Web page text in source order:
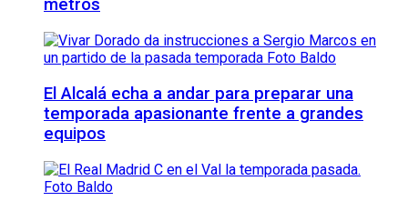
metros
El Alcalá echa a andar para preparar una
temporada apasionante frente a grandes
equipos